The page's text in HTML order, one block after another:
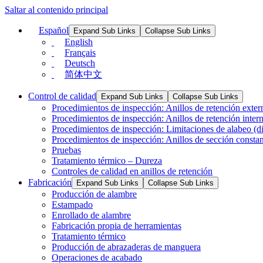
Saltar al contenido principal
Español Expand Sub Links Collapse Sub Links
English
Français
Deutsch
简体中文
Control de calidad Expand Sub Links Collapse Sub Links
Procedimientos de inspección: Anillos de retención
Procedimientos de inspección: Anillos de retención
Procedimientos de inspección: Limitaciones de alabeo
Procedimientos de inspección: Anillos de sección
Pruebas
Tratamiento térmico – Dureza
Controles de calidad en anillos de retención
Fabricación
Expand Sub Links Collapse Sub Links
Producción de alambre
Estampado
Enrollado de alambre
Fabricación propia de herramientas
Tratamiento térmico
Producción de abrazaderas de manguera
Operaciones de acabado